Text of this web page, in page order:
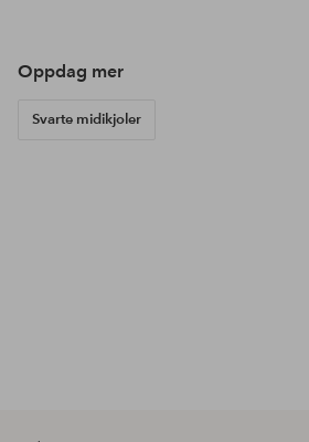
Oppdag mer
Svarte midikjoler